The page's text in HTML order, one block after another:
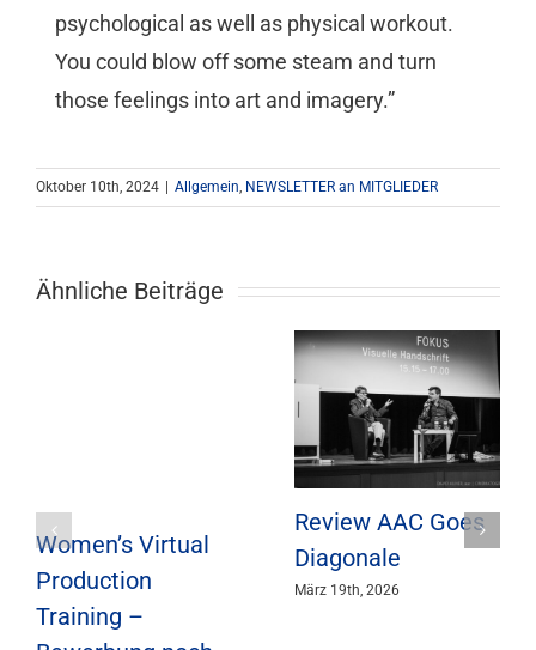
psychological as well as physical workout.
You could blow off some steam and turn
those feelings into art and imagery.”
Oktober 10th, 2024 Allgemein, NEWSLETTER an MITGLIEDER
Ähnliche Beiträge
Women’s Virtual
Production
Training –
Review AAC Goes
Diagonale
März 19th, 2026